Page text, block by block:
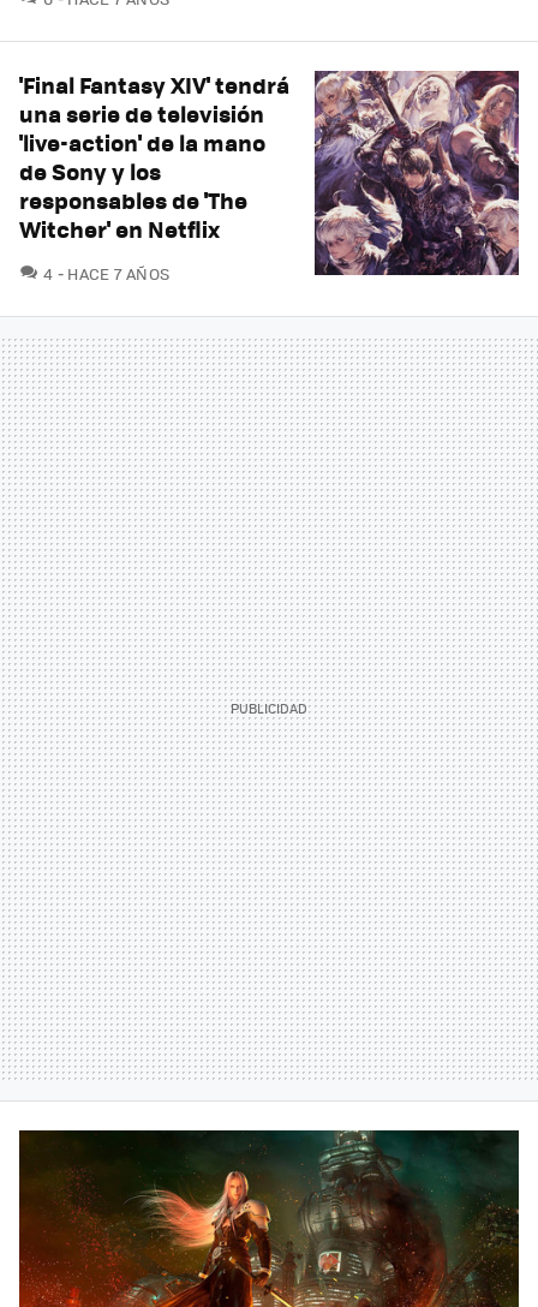
'Final Fantasy XIV' tendrá
una serie de televisión
'live-action' de la mano
de Sony y los
responsables de 'The
Witcher' en Netflix
4 COMENTARIOS
HACE 7 AÑOS